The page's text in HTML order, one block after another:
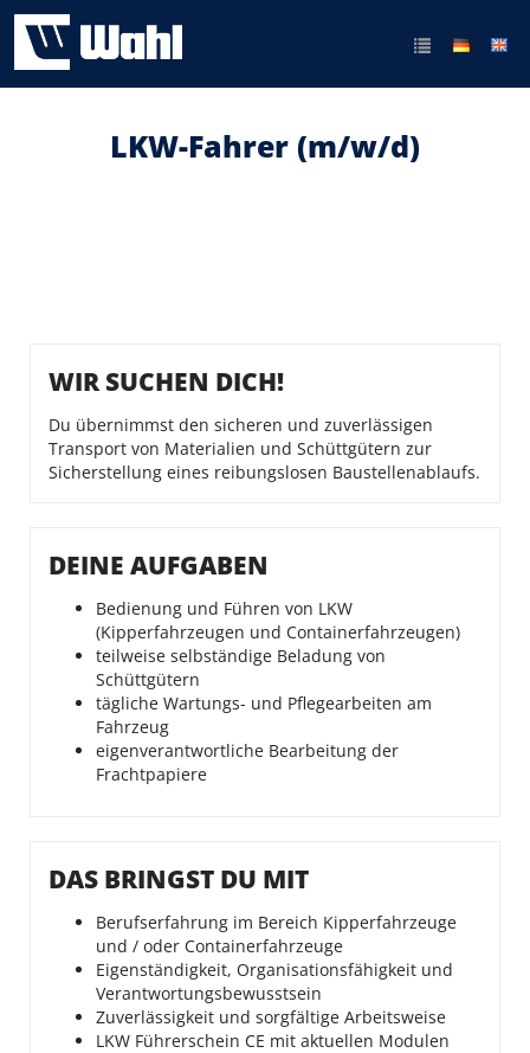
LKW-Fahrer (m/w/d)
WIR SUCHEN DICH!
Du übernimmst den sicheren und zuverlässigen
Transport von Materialien und Schüttgütern zur
Sicherstellung eines reibungslosen Baustellenablaufs.
DEINE AUFGABEN
Bedienung und Führen von LKW
(Kipperfahrzeugen und Containerfahrzeugen)
teilweise selbständige Beladung von
Schüttgütern
tägliche Wartungs- und Pflegearbeiten am
Fahrzeug
eigenverantwortliche Bearbeitung der
Frachtpapiere
DAS BRINGST DU MIT
Berufserfahrung im Bereich Kipperfahrzeuge
und / oder Containerfahrzeuge
Eigenständigkeit, Organisationsfähigkeit und
Verantwortungsbewusstsein
Zuverlässigkeit und sorgfältige Arbeitsweise
LKW Führerschein CE mit aktuellen Modulen